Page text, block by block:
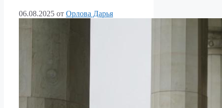
06.08.2025 от Орлова Дарья